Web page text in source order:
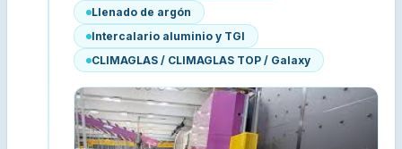
Llenado de argón
Intercalario aluminio y TGI
CLIMAGLAS / CLIMAGLAS TOP / Galaxy